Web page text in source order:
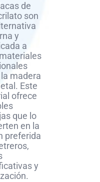
de
son
y
a
madera
Este
ofrece
que lo
en la
preferida
y